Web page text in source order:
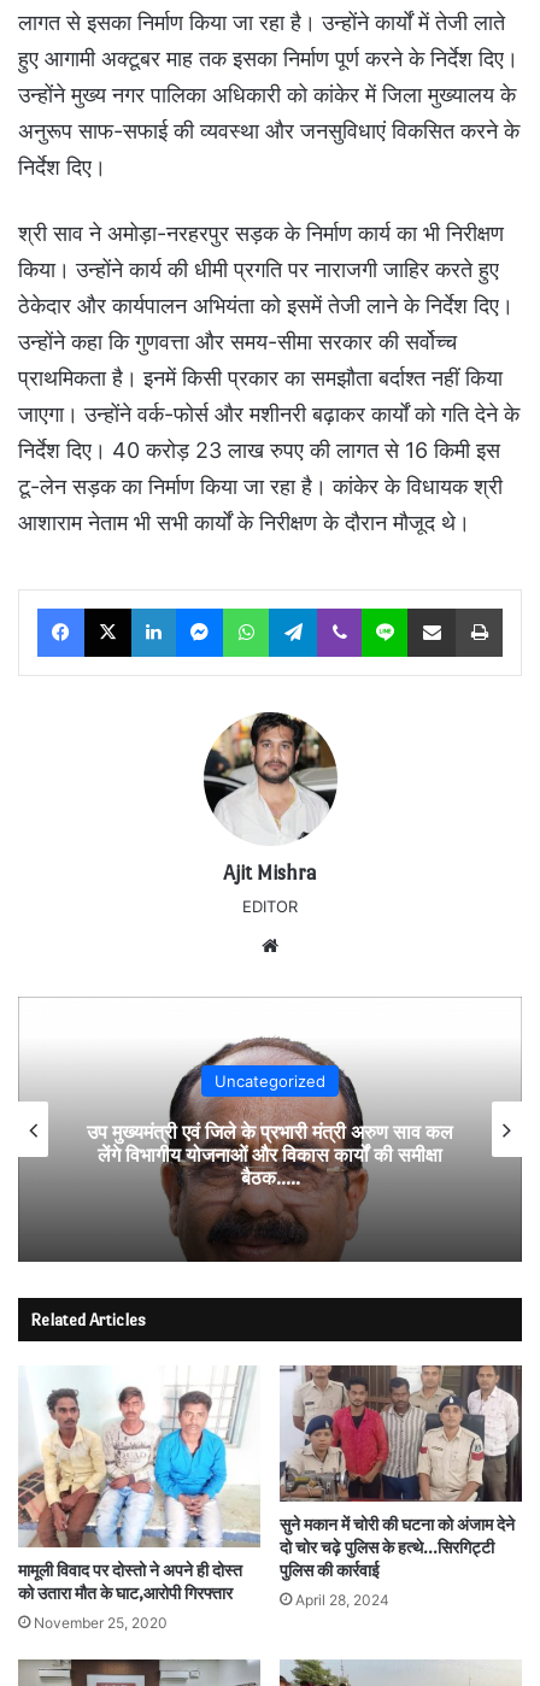
लागत से इसका निर्माण किया जा रहा है। उन्होंने कार्यों में तेजी लाते
हुए आगामी अक्टूबर माह तक इसका निर्माण पूर्ण करने के निर्देश दिए।
उन्होंने मुख्य नगर पालिका अधिकारी को कांकेर में जिला मुख्यालय के
अनुरूप साफ-सफाई की व्यवस्था और जनसुविधाएं विकसित करने के
निर्देश दिए।
श्री साव ने अमोड़ा-नरहरपुर सड़क के निर्माण कार्य का भी निरीक्षण
किया। उन्होंने कार्य की धीमी प्रगति पर नाराजगी जाहिर करते हुए
ठेकेदार और कार्यपालन अभियंता को इसमें तेजी लाने के निर्देश दिए।
उन्होंने कहा कि गुणवत्ता और समय-सीमा सरकार की सर्वोच्च
प्राथमिकता है। इनमें किसी प्रकार का समझौता बर्दाश्त नहीं किया
जाएगा। उन्होंने वर्क-फोर्स और मशीनरी बढ़ाकर कार्यों को गति देने के
निर्देश दिए। 40 करोड़ 23 लाख रुपए की लागत से 16 किमी इस
टू-लेन सड़क का निर्माण किया जा रहा है। कांकेर के विधायक श्री
आशाराम नेताम भी सभी कार्यों के निरीक्षण के दौरान मौजूद थे।
Facebook
X LinkedInMessengerWhatsAppTelegram
Viber Line Share via Email Print
Ajit Mishra
EDITOR
Uncategorized
उप मुख्यमंत्री एवं जिले के प्रभारी मंत्री अरुण साव कल
लेंगे विभागीय योजनाओं और विकास कार्यों की समीक्षा
बैठक…..
Related Articles
मामूली विवाद पर दोस्तो ने अपने ही दोस्त
को उतारा मौत के घाट,आरोपी गिरफ्तार
November 25, 2020
सुने मकान में चोरी की घटना को अंजाम देने
दो चोर चढ़े पुलिस के हत्थे…सिरगिट्टी
पुलिस की कार्रवाई
April 28, 2024